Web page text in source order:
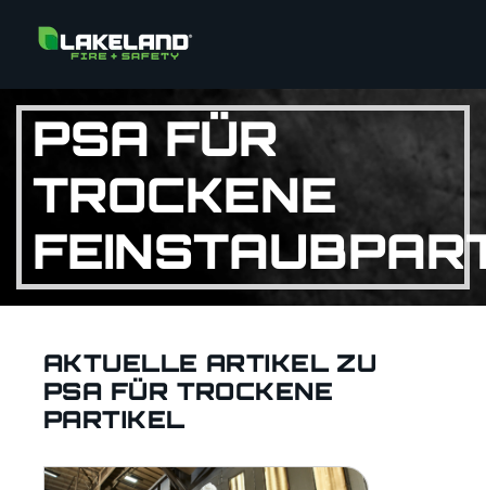
PSA FÜR
TROCKENE
AKTUELLE ARTIKEL ZU
PSA FÜR TROCKENE
PARTIKEL